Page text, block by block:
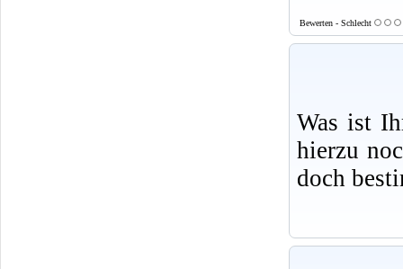
Bewerten - Schlecht
Was ist
hierzu
doch